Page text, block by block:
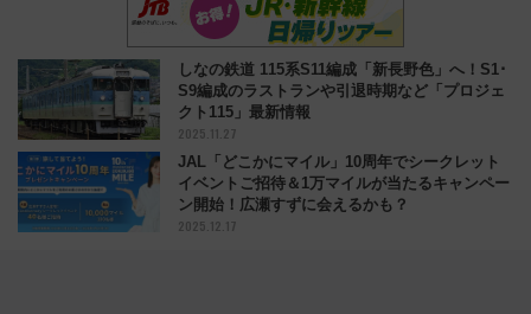
しなの鉄道 115系S11編成「新長野色」へ！S1･
S9編成のラストランや引退時期など「プロジェ
クト115」最新情報
2025.11.27
JAL「どこかにマイル」10周年でシークレット
イベントご招待＆1万マイルが当たるキャンペー
ン開始！広瀬すずに会えるかも？
2025.12.17